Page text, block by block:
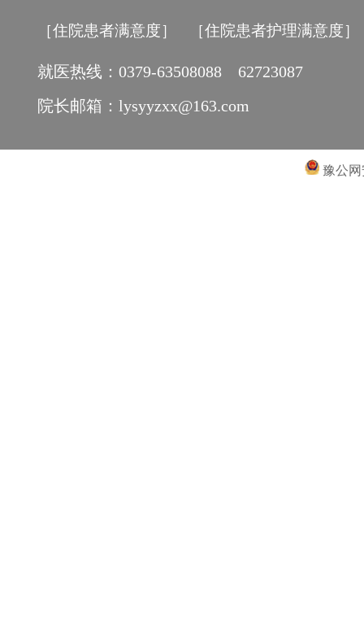
［住院患者满意度］ ［住院患者护理满意度］
就医热线：0379-63508088 62723087
院长邮箱：lysyyzxx@163.com
豫公网